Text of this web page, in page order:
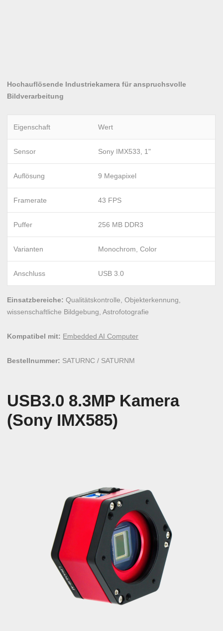
Hochauflösende Industriekamera für anspruchsvolle
Bildverarbeitung
Eigenschaft Wert
Sensor Sony IMX533, 1"
Auflösung 9 Megapixel
Framerate 43 FPS
Puffer 256 MB DDR3
Varianten Monochrom, Color
Anschluss USB 3.0
Einsatzbereiche: Qualitätskontrolle, Objekterkennung,
wissenschaftliche Bildgebung, Astrofotografie
Kompatibel mit: Embedded AI Computer
Bestellnummer: SATURNC / SATURNM
USB3.0 8.3MP Kamera
(Sony IMX585)